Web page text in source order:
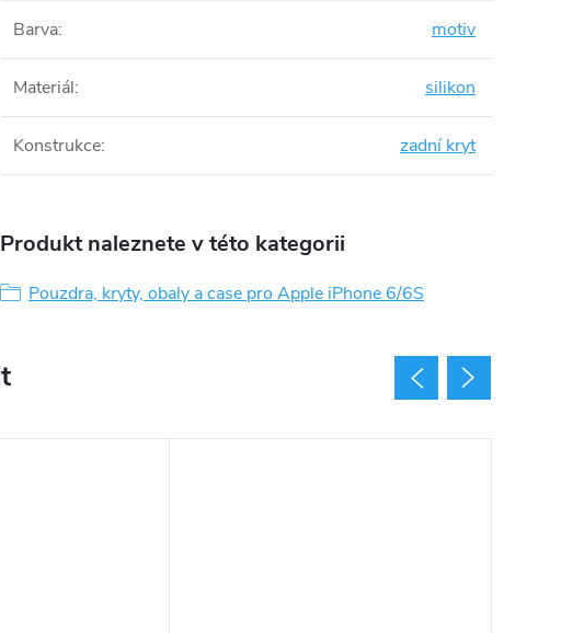
Barva: motiv
Materiál: silikon
Konstrukce: zadní kryt
Produkt naleznete v této kategorii
Pouzdra, kryty, obaly a case pro Apple iPhone 6/6S